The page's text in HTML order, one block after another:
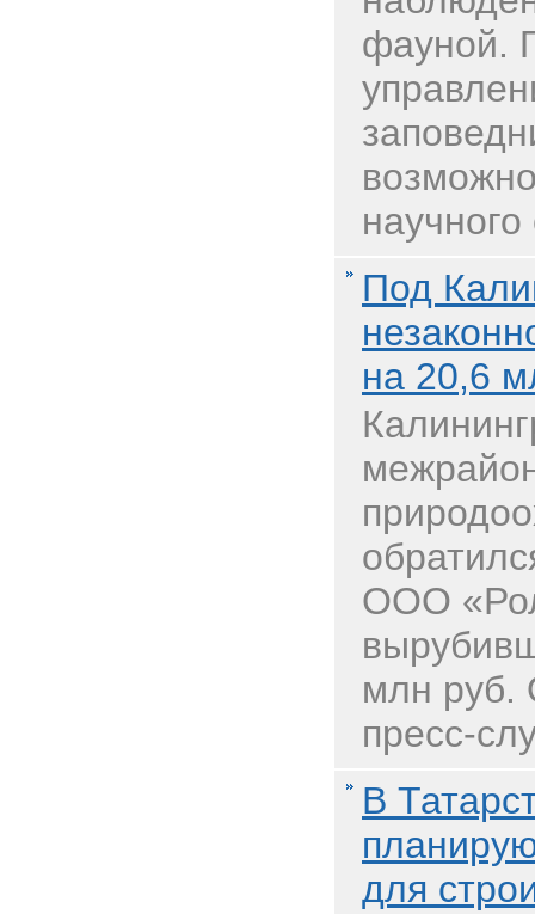
фауной.
Под
на 20,6
ООО
млн руб.
пресс-
В
для